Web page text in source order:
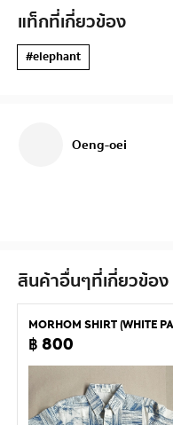
แท็กที่เกี่ยวข้อง
#elephant
Oeng-oei
สินค้าอื่นๆที่เกี่ยวข้อง
฿ 800